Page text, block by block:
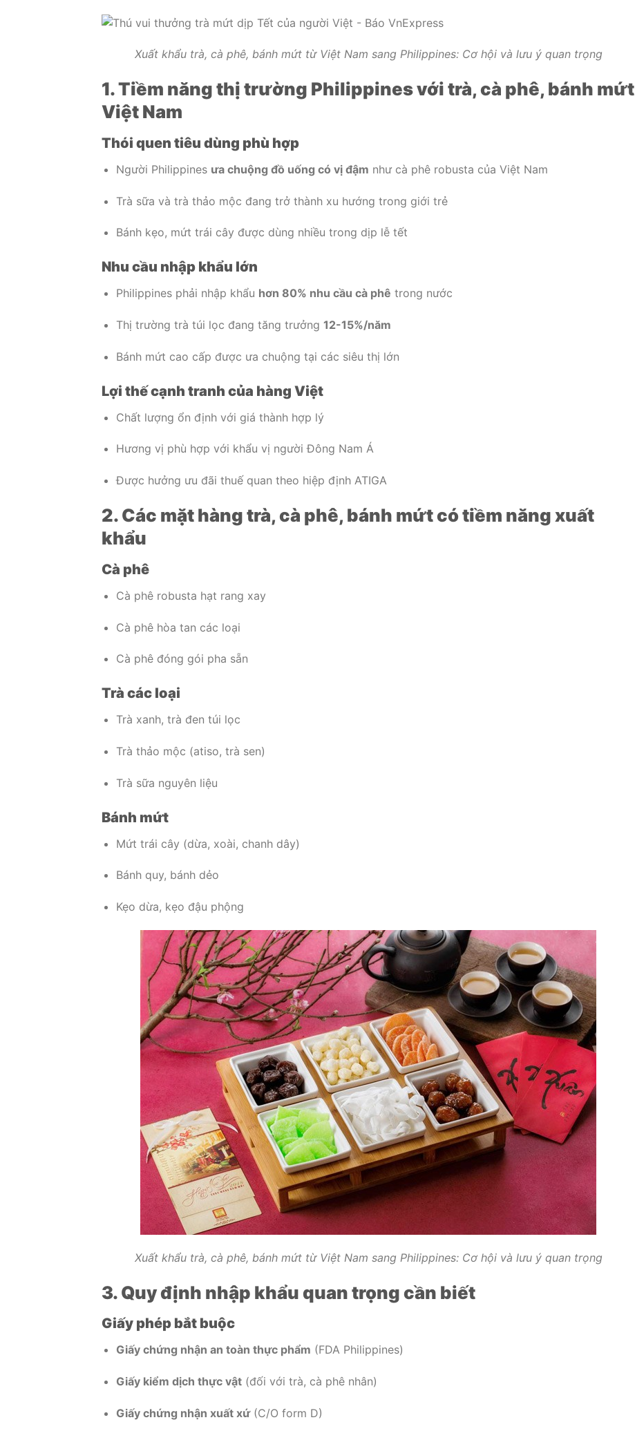
Xuất khẩu trà, cà phê, bánh mứt từ Việt Nam sang Philippines: Cơ hội và lưu ý quan trọng
1. Tiềm năng thị trường Philippines với trà, cà phê, bánh mứt
Việt Nam
Thói quen tiêu dùng phù hợp
Người Philippines ưa chuộng đồ uống có vị đậm như cà phê robusta của Việt Nam
Trà sữa và trà thảo mộc đang trở thành xu hướng trong giới trẻ
Bánh kẹo, mứt trái cây được dùng nhiều trong dịp lễ tết
Nhu cầu nhập khẩu lớn
Philippines phải nhập khẩu hơn 80% nhu cầu cà phê trong nước
Thị trường trà túi lọc đang tăng trưởng 12-15%/năm
Bánh mứt cao cấp được ưa chuộng tại các siêu thị lớn
Lợi thế cạnh tranh của hàng Việt
Chất lượng ổn định với giá thành hợp lý
Hương vị phù hợp với khẩu vị người Đông Nam Á
Được hưởng ưu đãi thuế quan theo hiệp định ATIGA
2. Các mặt hàng trà, cà phê, bánh mứt có tiềm năng xuất
khẩu
Cà phê
Cà phê robusta hạt rang xay
Cà phê hòa tan các loại
Cà phê đóng gói pha sẵn
Trà các loại
Trà xanh, trà đen túi lọc
Trà thảo mộc (atiso, trà sen)
Trà sữa nguyên liệu
Bánh mứt
Mứt trái cây (dừa, xoài, chanh dây)
Bánh quy, bánh dẻo
Kẹo dừa, kẹo đậu phộng
Xuất khẩu trà, cà phê, bánh mứt từ Việt Nam sang Philippines: Cơ hội và lưu ý quan trọng
3. Quy định nhập khẩu quan trọng cần biết
Giấy phép bắt buộc
Giấy chứng nhận an toàn thực phẩm (FDA Philippines)
Giấy kiểm dịch thực vật(đối với trà, cà phê nhân)
Giấy chứng nhận xuất xứ(C/O form D)